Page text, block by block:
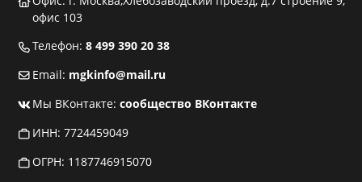
офис 103
Телефон: 8 499 390 20 38
Email: mgkinfo@mail.ru
Мы ВКонтакте: сообщество ВКонтакте
ИНН: 7724459049
ОГРН: 1187746915070